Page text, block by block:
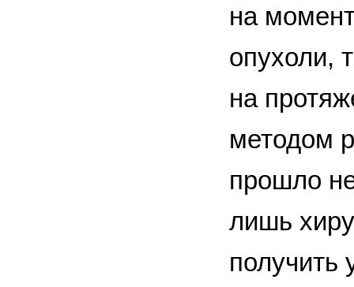
на
опухоли,
на
методом
прошло
лишь
получить